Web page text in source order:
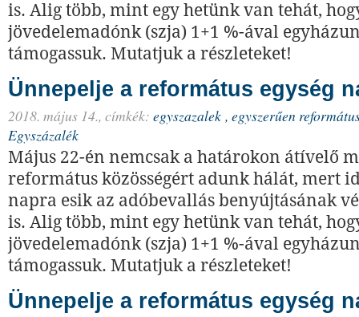
is. Alig több, mint egy hetünk van tehát,
jövedelemadónk (szja) 1+1 %-ával
támogassuk. Mutatjuk a részleteket!
Ünnepelje a református egység
2018. május 14., címkék: egyszazalek , egyszerűen
Egyszázalék
Május 22-én nemcsak a határokon átívelő
református közösségért adunk hálát, mert
napra esik az adóbevallás benyújtásának
is. Alig több, mint egy hetünk van tehát,
jövedelemadónk (szja) 1+1 %-ával
támogassuk. Mutatjuk a részleteket!
Ünnepelje a református egység